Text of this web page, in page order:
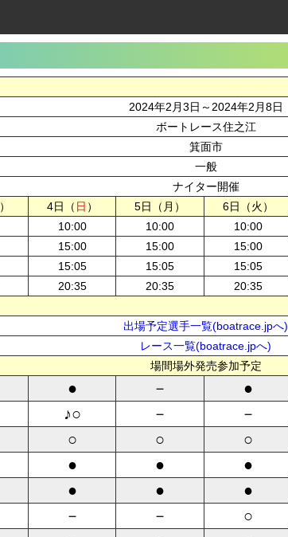
2024年2月3日～2024年2月8日
ボートレース住之江
箕面市
一般
ナイター開催
） 4日（ 日 ） 5日（月） 6日（火）
10:00 10:00 10:00
15:00 15:00 15:00
15:05 15:05 15:05
20:35 20:35 20:35
出場予定選手一覧(boatrace.jpへ)
レース一覧(boatrace.jpへ)
場間場外発売参加予定
● － ●
♪○ － －
○ ○ ○
● ● ●
● ● ●
－ － ○